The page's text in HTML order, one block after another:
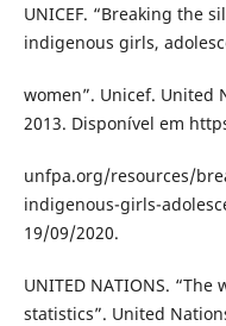
UNICEF. “Breaking the
indigenous girls,
women”. Unicef. United
2013. Disponível em
unfpa.org/resources/
indigenous-girls-
19/09/2020.
UNITED NATIONS.
statistics”. United